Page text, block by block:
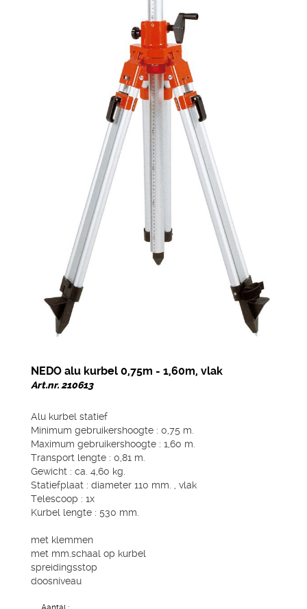
NEDO alu kurbel 0,75m - 1,60m, vlak
Art.nr. 210613
Alu kurbel statief
Minimum gebruikershoogte : 0,75 m.
Maximum gebruikershoogte : 1,60 m.
Transport lengte : 0,81 m.
Gewicht : ca. 4,60 kg.
Statiefplaat : diameter 110 mm. , vlak
Telescoop : 1x
Kurbel lengte : 530 mm.
met klemmen
met mm.schaal op kurbel
spreidingsstop
doosniveau